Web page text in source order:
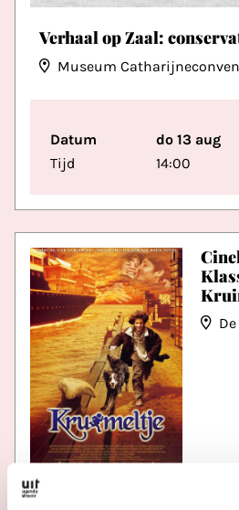
Verhaal op Zaal:
Museum
Datum
do 13 aug
Tijd
14:00